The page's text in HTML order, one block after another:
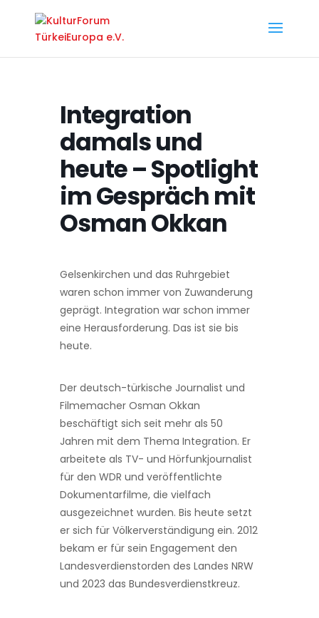
Integration
damals und
heute – Spotlight
im Gespräch mit
Osman Okkan
Gelsenkirchen und das Ruhrgebiet
waren schon immer von Zuwanderung
geprägt. Integration war schon immer
eine Herausforderung. Das ist sie bis
heute.
Der deutsch-türkische Journalist und
Filmemacher Osman Okkan
beschäftigt sich seit mehr als 50
Jahren mit dem Thema Integration. Er
arbeitete als TV- und Hörfunkjournalist
für den WDR und veröffentlichte
Dokumentarfilme, die vielfach
ausgezeichnet wurden. Bis heute setzt
er sich für Völkerverständigung ein. 2012
bekam er für sein Engagement den
Landesverdienstorden des Landes NRW
und 2023 das Bundesverdienstkreuz.